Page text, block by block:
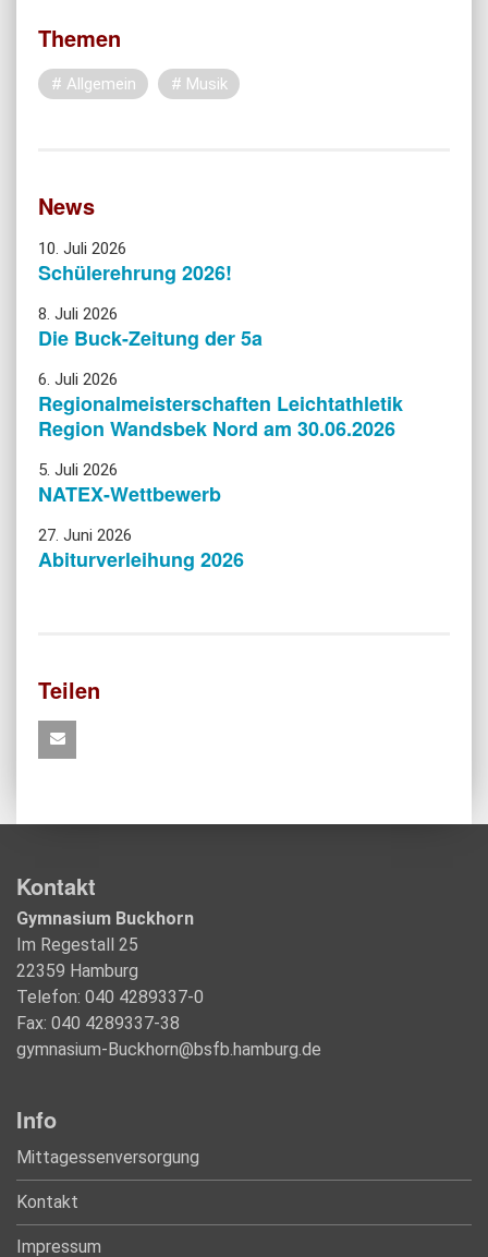
Themen
Allgemein Musik
News
10. Juli 2026
Schülerehrung 2026!
8. Juli 2026
Die Buck-Zeitung der 5a
6. Juli 2026
Regionalmeisterschaften Leichtathletik
Region Wandsbek Nord am 30.06.2026
5. Juli 2026
NATEX-Wettbewerb
27. Juni 2026
Abiturverleihung 2026
Teilen
Kontakt
Gymnasium Buckhorn
Im Regestall 25
22359 Hamburg
Telefon: 040 4289337-0
Fax: 040 4289337-38
gymnasium-Buckhorn@bsfb.hamburg.de
Info
Mittagessenversorgung
Kontakt
Impressum